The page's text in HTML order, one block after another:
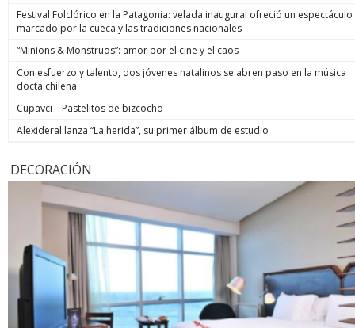
Festival Folclórico en la Patagonia: velada inaugural ofreció un espectáculo
marcado por la cueca y las tradiciones nacionales
“Minions & Monstruos”: amor por el cine y el caos
Con esfuerzo y talento, dos jóvenes natalinos se abren paso en la música
docta chilena
Cupavci – Pastelitos de bizcocho
Alexideral lanza “La herida”, su primer álbum de estudio
DECORACIÓN